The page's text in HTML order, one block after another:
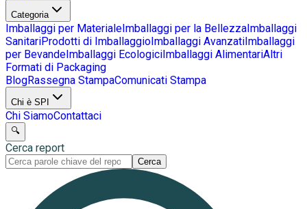
Categoria
Imballaggi per MaterialeImballaggi per la BellezzaImballaggi
SanitariProdotti di ImballaggioImballaggi AvanzatiImballaggi
per BevandeImballaggi EcologiciImballaggi AlimentariAltri
Formati di Packaging
BlogRassegna StampaComunicati Stampa
Chi è SPI
Chi SiamoContattaci
🔍
Cerca report
Cerca